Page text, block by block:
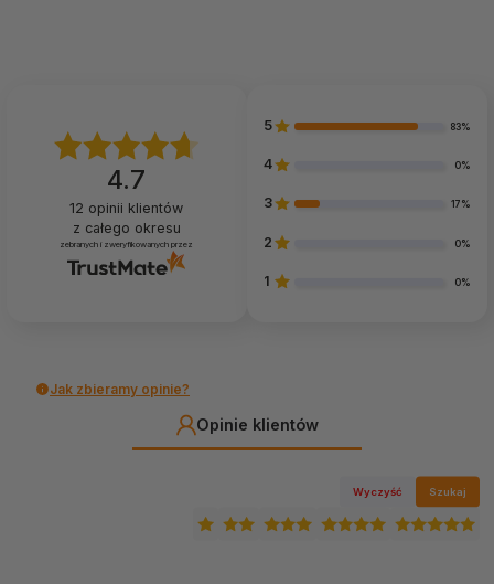
wymiary zjeżdżalni: 185 (dł.) x 95 (szer.) x 109 (wys.)
długość ślizgu: 183 cm
wymiary opakowania: 177 (dł.) x 41 (szer.) x 23 (wys.)
cm
Bezpieczeństwo
normę
, posiada gładką powierzchnię i
zaokrąglone krawędzie. Została stworzona w oparciu o
4.7
12 opinii klientów
z całego okresu
zebranych i zweryfikowanych przez
5 83%
4 0%
3 17%
2 0%
1 0%
Jak zbieramy opinie?
Opinie klientów
Wyczyść Szukaj